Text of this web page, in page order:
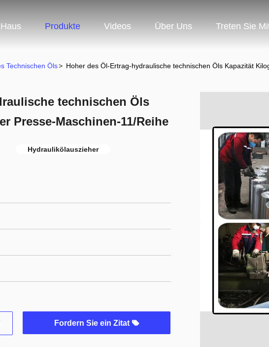
Haus Produkte Videos Über Uns Treten Sie
Technischen Öls> Hoher des Öl-Ertrag-hydraulische technischen Öls Kapazität
technischen Öls
Presse-Maschinen-11/Reihe
Hydraulikölauszieher
Fordern Sie ein Zitat